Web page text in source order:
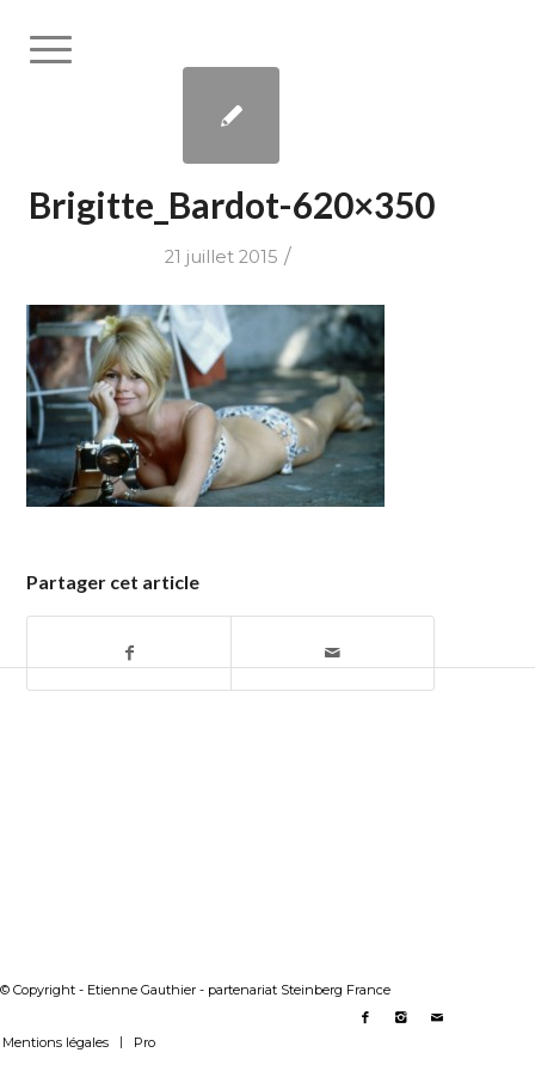
Brigitte_Bardot-620×350
21 juillet 2015 /
Partager cet article
© Copyright - Etienne Gauthier - partenariat Steinberg France
Mentions légales Pro